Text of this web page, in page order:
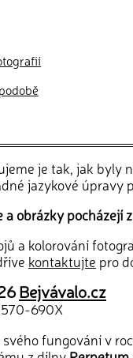
je tak, jak byly
jazykové úpravy
obrázky pocházejí
a kolorování
kontaktujte pro
Bejvávalo.cz
690X
fungování v